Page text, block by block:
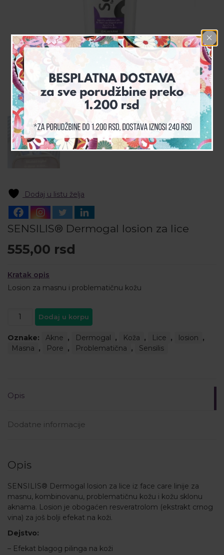
Dodaj u listu želja
SENSILIS® Dermogal losion za lice
555,00 rsd
Kratak opis
Losion za masnu i problematičnu kožu
SENSILIS®
Dermogal
losion
za
Dodaj u korpu
Oznake: Akne , Dermogal , Koža , Lice , losion ,
Masna , Pore , Problematična , Sensilis
Opis
Dodatne informacije
Opis
SENSILIS® Dermogal losion za lice iz face care linije za
masnu, kombinovanu, problematičnu kožu i kožu sklonu
aknama. Losion je obogaćen resveratrolom (ekstrakt crnog
vina) za još bolji efekat na koži.
Dejstvo:
– Efekat blagog pilinga na koži